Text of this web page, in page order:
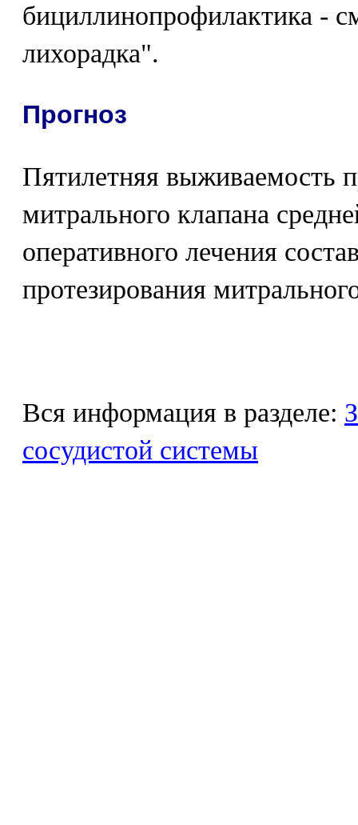
бициллинопрофилактика -
лихорадка".
Прогноз
Пятилетняя выживаемость
митрального клапана
оперативного лечения
протезирования
Вся информация в разделе:
сосудистой системы